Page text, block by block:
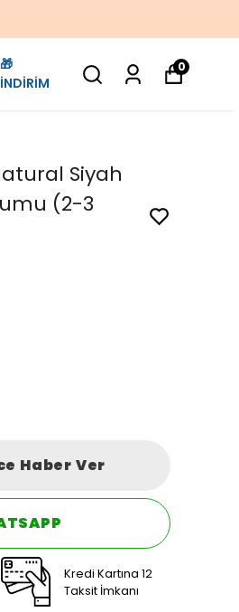
🎁
İNDİRİM
0
Siyah
(2-3
Haber Ver
Kredi Kartına 12
Taksit İmkanı